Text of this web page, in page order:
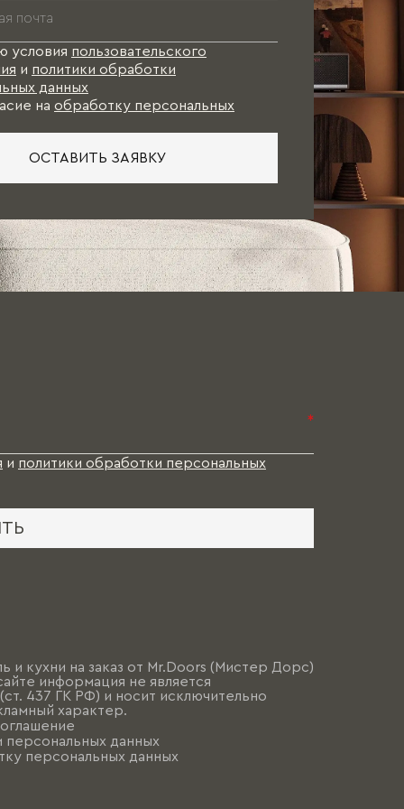
условия пользовательского
и политики обработки
данных
на обработку персональных
ОСТАВИТЬ ЗАЯВКУ
*
и политики обработки персональных
и кухни на заказ от Mr.Doors (Мистер Дорс)
информация не является
437 ГК РФ) и носит исключительно
характер.
персональных данных
персональных данных